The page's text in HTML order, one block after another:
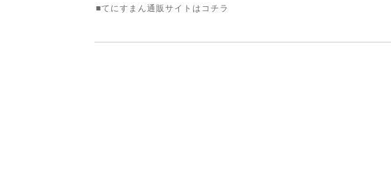
■てにすまん通販サイトは コチラ